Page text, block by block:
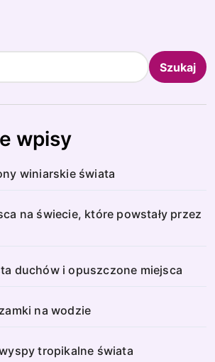
Szukaj
wpisy
winiarskie świata
na świecie, które powstały przez
duchów i opuszczone miejsca
na wodzie
tropikalne świata